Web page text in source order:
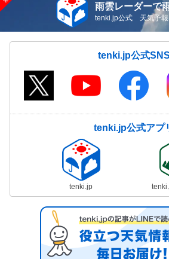
雨雲レーダーで
tenki.jp公式 天気予報
tenki.jp公式SNS
tenki.jp公式アプ
tenki.jp